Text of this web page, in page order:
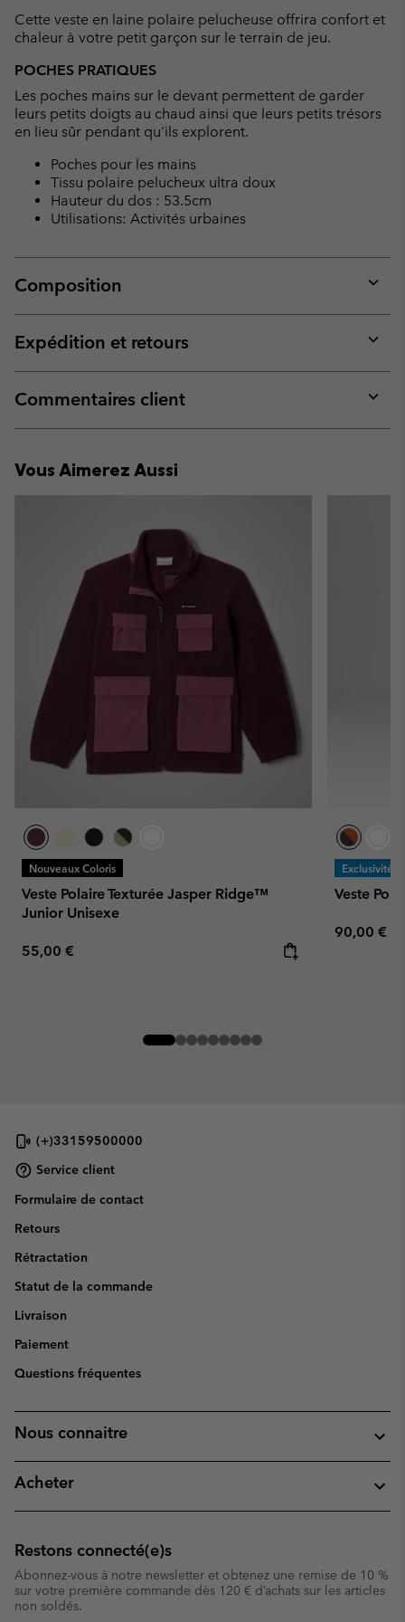
Cette veste en laine polaire pelucheuse offrira confort et
chaleur à votre petit garçon sur le terrain de jeu.
POCHES PRATIQUES
Les poches mains sur le devant permettent de garder
leurs petits doigts au chaud ainsi que leurs petits trésors
en lieu sûr pendant qu’ils explorent.
Poches pour les mains
Tissu polaire pelucheux ultra doux
Hauteur du dos : 53.5cm
Utilisations: Activités urbaines
Composition
or
Expédition et retours
or
Commentaires client
or
Vous Aimerez Aussi
Nouveaux Coloris
Veste Polaire Texturée Jasper Ridge™
Junior Unisexe
Regular price:
55,00 €
Exclusivité
Veste
Regular
90,00 €
(+)33159500000
Service client
Formulaire de contact
Retours
Rétractation
Statut de la commande
Livraison
Paiement
Questions fréquentes
Nous connaitre
Acheter
Restons connecté(e)s
Abonnez-vous à notre newsletter et obtenez une remise de 10 %
sur votre première commande dès 120 € d’achats sur les articles
non soldés.